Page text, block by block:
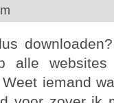
alle
iemand